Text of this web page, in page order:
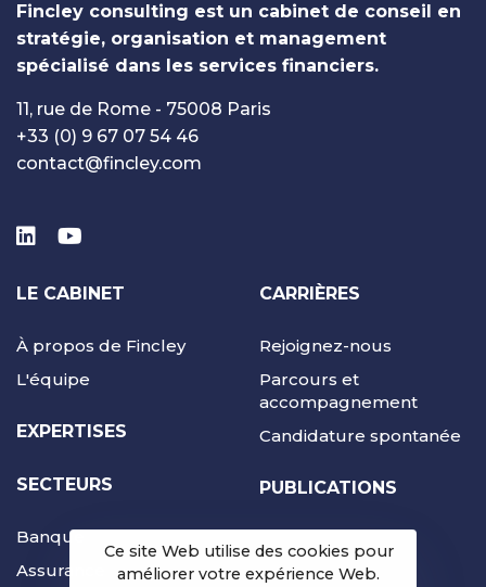
Fincley consulting est un cabinet de conseil en
stratégie, organisation et management
spécialisé dans les services financiers.
11, rue de Rome - 75008 Paris
+33 (0) 9 67 07 54 46
contact@fincley.com
LE CABINET
À propos de Fincley
L'équipe
EXPERTISES
SECTEURS
Banque
Assurance
CARRIÈRES
Rejoignez-nous
Parcours et
accompagnement
Candidature spontanée
PUBLICATIONS
Ce site Web utilise des cookies pour
améliorer votre expérience Web.